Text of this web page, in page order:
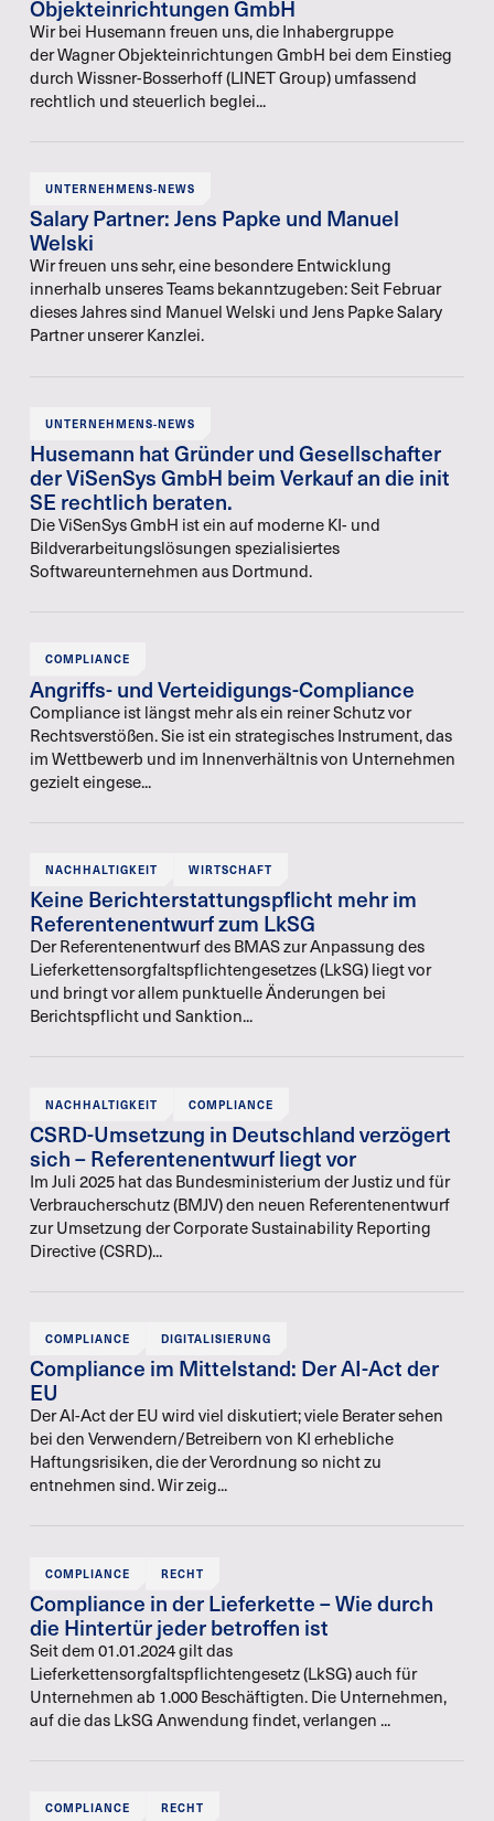
Objekteinrichtungen GmbH
Wir bei Husemann freuen uns, die Inhabergruppe
der Wagner Objekteinrichtungen GmbH bei dem Einstieg
durch Wissner-Bosserhoff (LINET Group) umfassend
rechtlich und steuerlich beglei...
UNTERNEHMENS-NEWS
Salary Partner: Jens Papke und Manuel
Welski
Wir freuen uns sehr, eine besondere Entwicklung
innerhalb unseres Teams bekanntzugeben: Seit Februar
dieses Jahres sind Manuel Welski und Jens Papke Salary
Partner unserer Kanzlei.
UNTERNEHMENS-NEWS
Husemann hat Gründer und Gesellschafter
der ViSenSys GmbH beim Verkauf an die init
SE rechtlich beraten.
Die ViSenSys GmbH ist ein auf moderne KI- und
Bildverarbeitungslösungen spezialisiertes
Softwareunternehmen aus Dortmund.
COMPLIANCE
Angriffs- und Verteidigungs-Compliance
Compliance ist längst mehr als ein reiner Schutz vor
Rechtsverstößen. Sie ist ein strategisches Instrument, das
im Wettbewerb und im Innenverhältnis von Unternehmen
gezielt eingese...
NACHHALTIGKEIT WIRTSCHAFT
Keine Berichterstattungspflicht mehr im
Referentenentwurf zum LkSG
Der Referentenentwurf des BMAS zur Anpassung des
Lieferkettensorgfaltspflichtengesetzes (LkSG) liegt vor
und bringt vor allem punktuelle Änderungen bei
Berichtspflicht und Sanktion...
NACHHALTIGKEIT COMPLIANCE
CSRD-Umsetzung in Deutschland verzögert
sich – Referentenentwurf liegt vor
Im Juli 2025 hat das Bundesministerium der Justiz und für
Verbraucherschutz (BMJV) den neuen Referentenentwurf
zur Umsetzung der Corporate Sustainability Reporting
Directive (CSRD)...
COMPLIANCE DIGITALISIERUNG
Compliance im Mittelstand: Der AI-Act der
EU
Der AI-Act der EU wird viel diskutiert; viele Berater sehen
bei den Verwendern/Betreibern von KI erhebliche
Haftungsrisiken, die der Verordnung so nicht zu
entnehmen sind. Wir zeig...
COMPLIANCE RECHT
Compliance in der Lieferkette – Wie durch
die Hintertür jeder betroffen ist
Seit dem 01.01.2024 gilt das
Lieferkettensorgfaltspflichtengesetz (LkSG) auch für
Unternehmen ab 1.000 Beschäftigten. Die Unternehmen,
auf die das LkSG Anwendung findet, verlangen ...
COMPLIANCE RECHT